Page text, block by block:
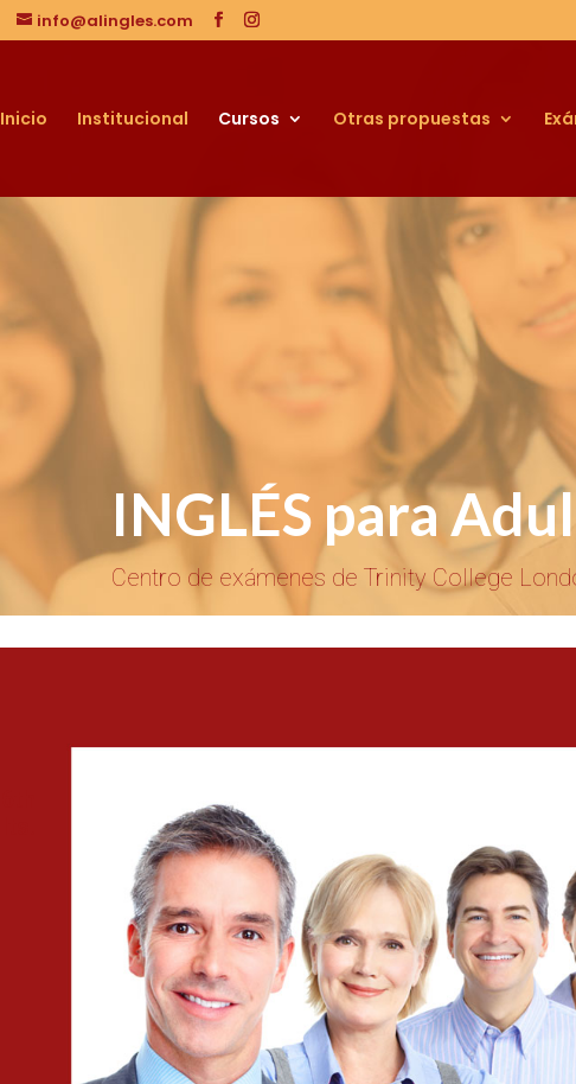
info@alingles.com
Inicio Institucional Cursos Otras propuestas
INGLÉS para
Centro de exámenes de Trinity College